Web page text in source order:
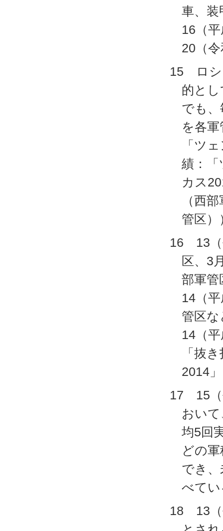
車、装
16（
20（
15 ロシ
的と
でも
を各
「ツ
績：「
カス
（西
管区）
16 13（
区、3
部軍管
14（
管区
14（
「抜
2014
17 15（
おい
均5回
どの
でき
べてい
18 13（